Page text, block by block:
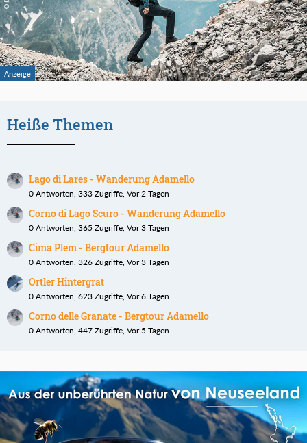
Heiße Themen
Lago di Lares - Wanderung Adamello
0 Antworten, 333 Zugriffe, Vor 2 Tagen
Corno di Lago Scuro - Wanderung Adamello
0 Antworten, 365 Zugriffe, Vor 3 Tagen
Cima Plem - Bergtour Adamello
0 Antworten, 326 Zugriffe, Vor 3 Tagen
Ortler Hintergrat
0 Antworten, 623 Zugriffe, Vor 6 Tagen
Corno delle Granate - Bergtour Adamello
0 Antworten, 447 Zugriffe, Vor 5 Tagen